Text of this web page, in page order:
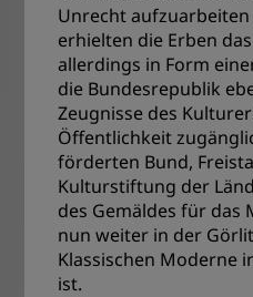
Unrecht
erhielten die Erben
allerdings in Form
die Bundesrepublik
Zeugnisse des
Öffentlichkeit
förderten Bund,
Kulturstiftung der
des Gemäldes für das
nun weiter in der
Klassischen Moderne
ist.